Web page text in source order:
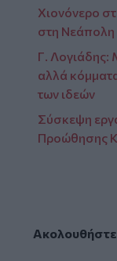
Χιονόνερο
στη Νεάπολη
Γ. Λογιάδης:
αλλά
των ιδεών
Σύσκεψη
Προώθησης